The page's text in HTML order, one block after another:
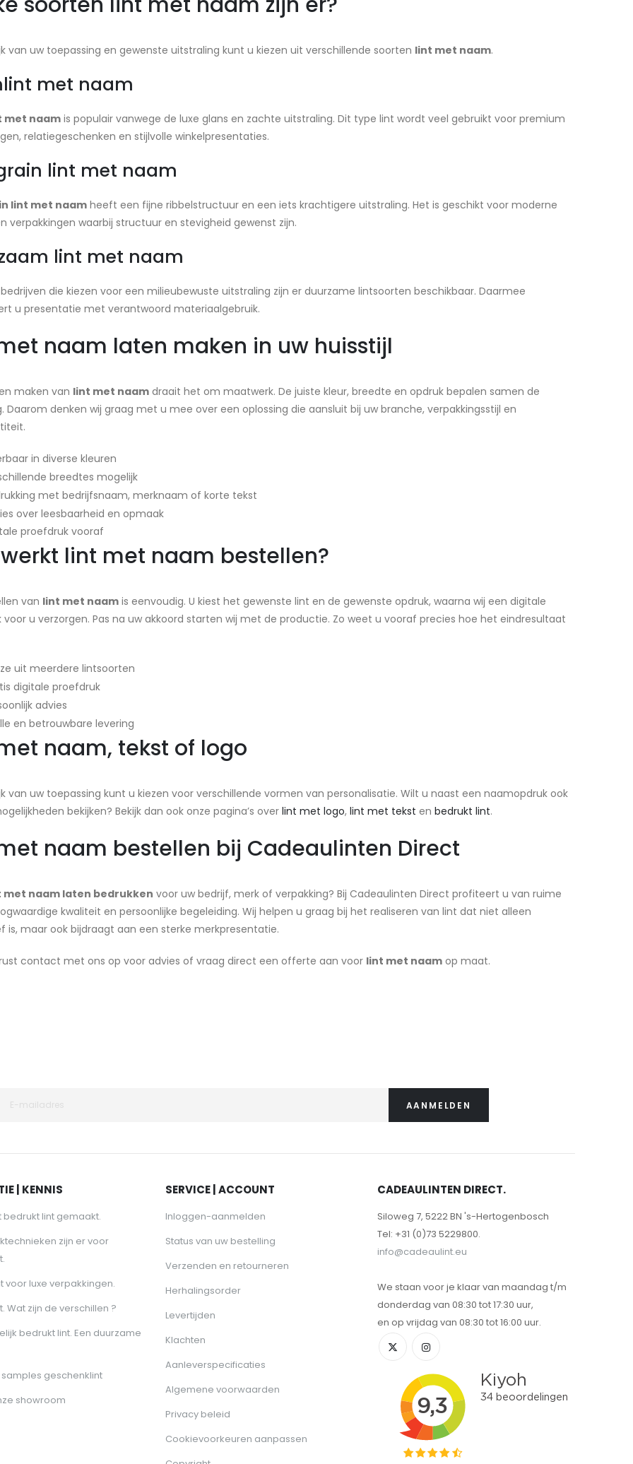
van uw toepassing en gewenste uitstraling kunt u kiezen uit verschillende soorten lint met naam.
met naam
met naam is populair vanwege de luxe glans en zachte uitstraling. Dit type lint wordt veel gebruikt voor premium
relatiegeschenken en stijlvolle winkelpresentaties.
lint met naam
lint met naam heeft een fijne ribbelstructuur en een iets krachtigere uitstraling. Het is geschikt voor moderne
verpakkingen waarbij structuur en stevigheid gewenst zijn.
lint met naam
die kiezen voor een milieubewuste uitstraling zijn er duurzame lintsoorten beschikbaar. Daarmee
u presentatie met verantwoord materiaalgebruik.
naam laten maken in uw huisstijl
maken van lint met naam draait het om maatwerk. De juiste kleur, breedte en opdruk bepalen samen de
Daarom denken wij graag met u mee over een oplossing die aansluit bij uw branche, verpakkingsstijl en
in diverse kleuren
breedtes mogelijk
met bedrijfsnaam, merknaam of korte tekst
over leesbaarheid en opmaak
proefdruk vooraf
lint met naam bestellen?
van lint met naam is eenvoudig. U kiest het gewenste lint en de gewenste opdruk, waarna wij een digitale
voor u verzorgen. Pas na uw akkoord starten wij met de productie. Zo weet u vooraf precies hoe het eindresultaat
uit meerdere lintsoorten
digitale proefdruk
advies
en betrouwbare levering
naam, tekst of logo
van uw toepassing kunt u kiezen voor verschillende vormen van personalisatie. Wilt u naast een naamopdruk ook
bekijken? Bekijk dan ook onze pagina’s over lint met logo, lint met tekst en bedrukt lint.
naam bestellen bij Cadeaulinten Direct
met naam laten bedrukken voor uw bedrijf, merk of verpakking? Bij Cadeaulinten Direct profiteert u van ruime
kwaliteit en persoonlijke begeleiding. Wij helpen u graag bij het realiseren van lint dat niet alleen
is, maar ook bijdraagt aan een sterke merkpresentatie.
contact met ons op voor advies of vraag direct een offerte aan voor lint met naam op maat.
AANMELDEN
| KENNIS
bedrukt lint gemaakt.
zijn er voor
voor luxe verpakkingen.
Wat zijn de verschillen ?
bedrukt lint. Een duurzame
geschenklint
showroom
SERVICE | ACCOUNT
Inloggen-aanmelden
Status van uw bestelling
Verzenden en retourneren
Herhalingsorder
Levertijden
Klachten
Aanleverspecificaties
Algemene voorwaarden
Privacy beleid
Cookievoorkeuren aanpassen
CADEAULINTEN DIRECT.
Siloweg 7, 5222 BN 's-Hertogenbosch
Tel: +31 (0)73 5229800.
info@cadeaulint.eu
We staan voor je klaar van maandag t/m
donderdag van 08:30 tot 17:30 uur,
en op vrijdag van 08:30 tot 16:00 uur.